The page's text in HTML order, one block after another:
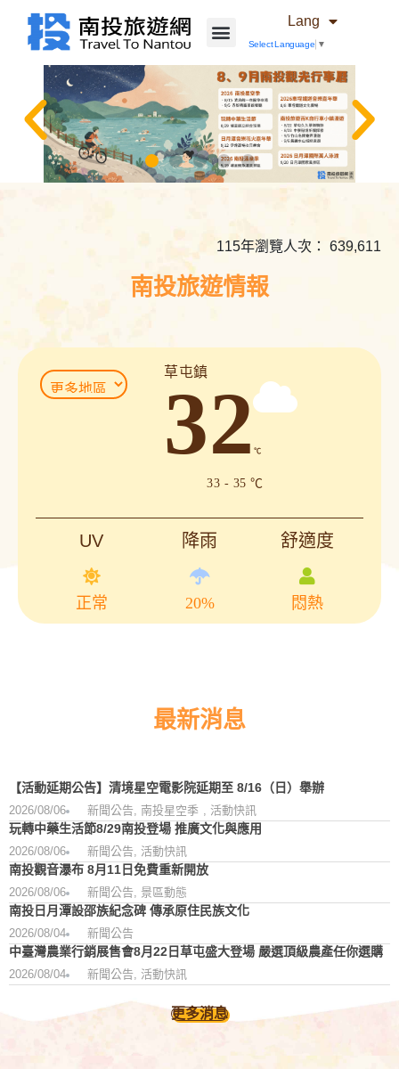
Lang
Select Language ▼
115年瀏覽人次： 639,611
南投旅遊情報
草屯鎮
32℃
33 - 35 ℃
UV
正常
降雨
20%
舒適度
悶熱
最新消息
【活動延期公告】清境星空電影院延期至 8/16（日）舉辦
2026/08/06 新聞公告, 南投星空季 , 活動快訊
玩轉中藥生活節8/29南投登場 推廣文化與應用
2026/08/06 新聞公告, 活動快訊
南投觀音瀑布 8月11日免費重新開放
2026/08/06 新聞公告, 景區動態
南投日月潭設邵族紀念碑 傳承原住民族文化
2026/08/04 新聞公告
中臺灣農業行銷展售會8月22日草屯盛大登場 嚴選頂級農產任你選購
2026/08/04 新聞公告, 活動快訊
更多消息